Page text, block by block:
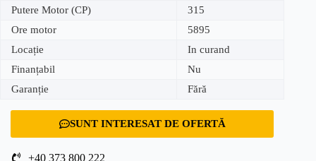
Putere Motor (CP)
315
Ore motor
5895
Locație
In curand
Finanțabil
Nu
Garanție
Fără
SUNT INTERESAT DE OFERTĂ
+40 373 800 222